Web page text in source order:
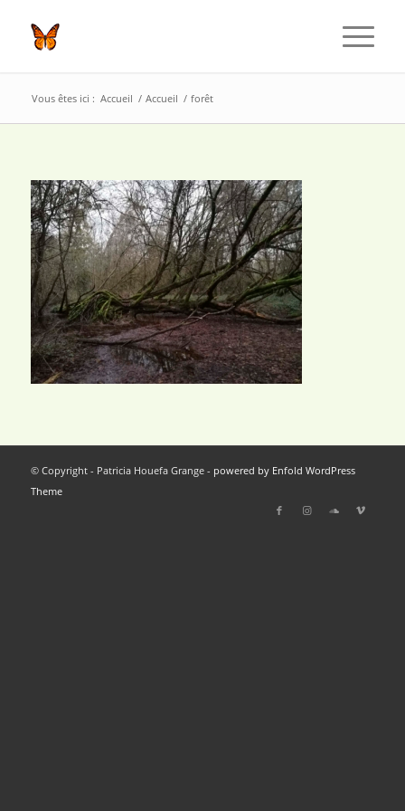
Vous êtes ici : Accueil / Accueil / forêt
© Copyright - Patricia Houefa Grange - powered by Enfold WordPress
Theme